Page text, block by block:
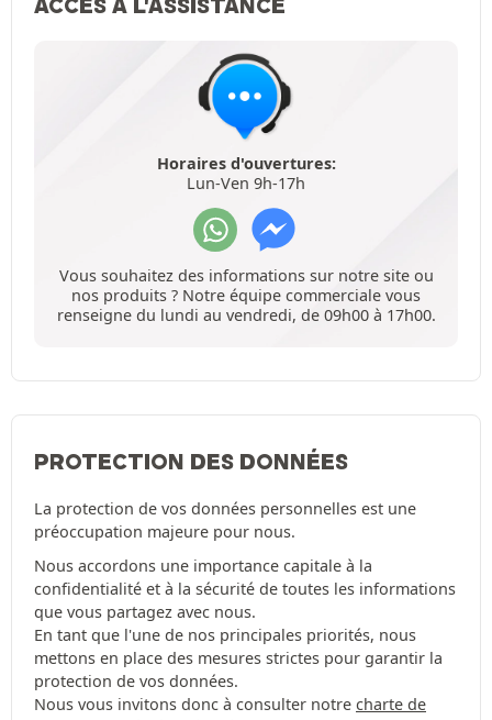
Horaires d'ouvertures:
Lun-Ven 9h-17h
Vous souhaitez des informations sur notre site ou
nos produits ? Notre équipe commerciale vous
renseigne du lundi au vendredi, de 09h00 à 17h00.
PROTECTION DES DONNÉES
La protection de vos données personnelles est une
préoccupation majeure pour nous.
Nous accordons une importance capitale à la
confidentialité et à la sécurité de toutes les informations
que vous partagez avec nous.
En tant que l'une de nos principales priorités, nous
mettons en place des mesures strictes pour garantir la
protection de vos données.
Nous vous invitons donc à consulter notre charte de